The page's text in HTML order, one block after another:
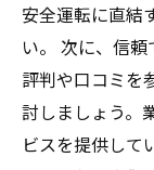
安全運転に直結
い。 次に、信頼
評判や口コミを
討しましょう。
ビスを提供して